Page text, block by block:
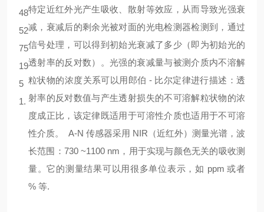
特定近红外光产生吸收、散射等效应，从而导致光强衰
减，衰减后的剩余光被对面的光电检测器检测到，通过
信号处理，可以得到初始光衰减了多少（即为初始光的
透射率的反对数）。光强的衰减量与被测介质内不溶解
粒状物的浓度关系可以用郎伯 - 比尔定律进行描述：透
射率的反对数值与产生透射损失的不可溶解粒状物的浓
度成正比，该定律既适用于可溶性介质也适用于不可溶
性介质。 A-N 传感器采用 NIR（近红外）测量光谱，波
长范围：730 ~1100 nm，用于实现与颜色无关的吸收测
量。它的测量结果可以用很多单位表示，如 ppm 或者
% 等.